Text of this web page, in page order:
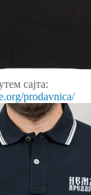
сајта:
prodavnica/